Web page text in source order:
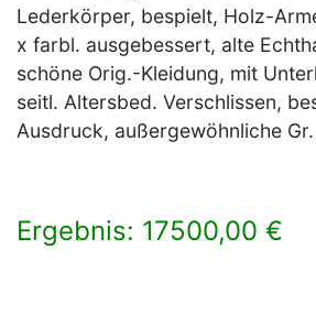
Lederkörper, bespielt, Holz-
x farbl. ausgebessert, alte
schöne Orig.-Kleidung, mit
seitl. Altersbed. Verschlissen,
Ausdruck, außergewöhnliche Gr.
Ergebnis: 17500,00 €